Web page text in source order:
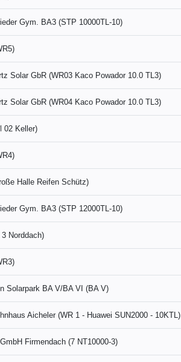
Gym. BA3 (STP 10000TL-10)
Solar GbR (WR03 Kaco Powador 10.0 TL3)
Solar GbR (WR04 Kaco Powador 10.0 TL3)
02 Keller)
Halle Reifen Schütz)
Gym. BA3 (STP 12000TL-10)
Norddach)
Solarpark BA V/BA VI (BA V)
Aicheler (WR 1 - Huawei SUN2000 - 10KTL)
Firmendach (7 NT10000-3)